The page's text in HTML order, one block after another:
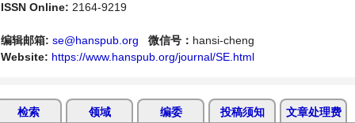
ISSN Online: 2164-9219
编辑邮箱: se@hanspub.org 微信号： hansi-cheng
Website: https://www.hanspub.org/journal/SE.html
检索 领域 编委 投稿须知 文章处理费